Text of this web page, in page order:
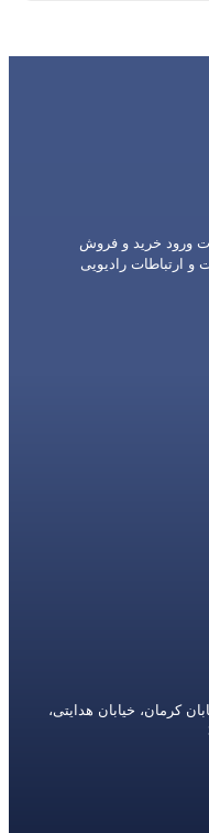
ورود خرید و فروش
و ارتباطات رادیویی
کرمان، خیابان هدایتی،